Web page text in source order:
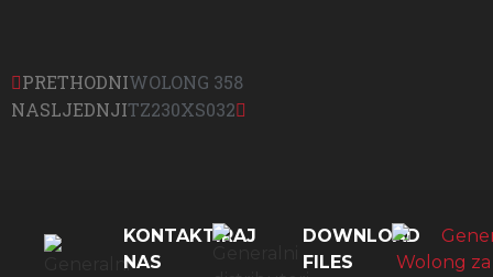
PRETHODNIWOLONG 358
NASLJEDNJITZ230XS032
KONTAKTIRAJ
NAS
DOWNLOAD
FILES